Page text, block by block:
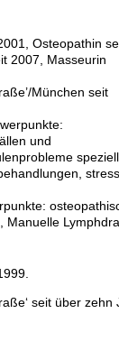
Osteopathin
2007, Masseurin
München seit
und
speziell
seit über zehn